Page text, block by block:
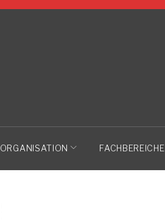
ORGANISATION FACHBEREICHE